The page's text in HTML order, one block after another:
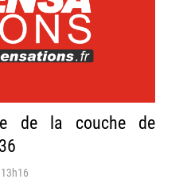
de la couche de